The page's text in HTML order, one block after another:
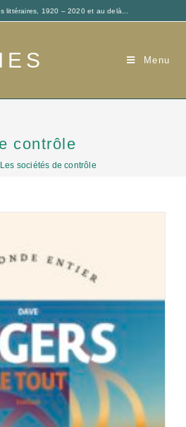
littéraires, 1920 – 2020 et au delà...
Menu
contrôle
Les sociétés de contrôle